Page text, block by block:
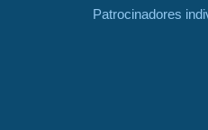
Patrocinadores